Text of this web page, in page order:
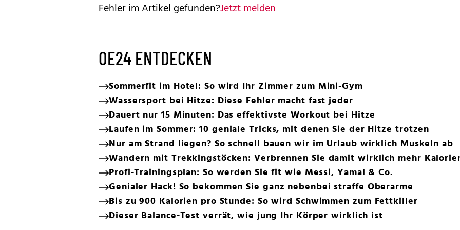
Fehler im Artikel gefunden?Jetzt melden
OE24 ENTDECKEN
Sommerfit im Hotel: So wird Ihr Zimmer zum Mini-Gym
Wassersport bei Hitze: Diese Fehler macht fast jeder
Dauert nur 15 Minuten: Das effektivste Workout bei Hitze
Laufen im Sommer: 10 geniale Tricks, mit denen Sie der Hitze trotzen
Nur am Strand liegen? So schnell bauen wir im Urlaub wirklich Muskeln ab
Wandern mit Trekkingstöcken: Verbrennen Sie damit wirklich mehr
Profi-Trainingsplan: So werden Sie fit wie Messi, Yamal & Co.
Genialer Hack! So bekommen Sie ganz nebenbei straffe Oberarme
Bis zu 900 Kalorien pro Stunde: So wird Schwimmen zum Fettkiller
Dieser Balance-Test verrät, wie jung Ihr Körper wirklich ist